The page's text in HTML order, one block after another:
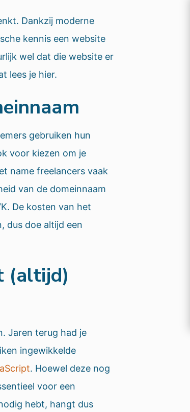
Dankzij moderne
kennis een website
wel dat die website er
lees je hier.
gebruiken hun
voor kiezen om je
name freelancers vaak
van de domeinnaam
De kosten van het
dus doe altijd een
(altijd)
Jaren terug had je
ingewikkelde
. Hoewel deze nog
voor een
hebt, hangt dus